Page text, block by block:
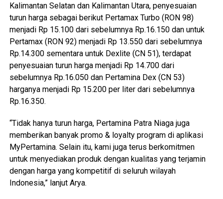
Kalimantan Selatan dan Kalimantan Utara, penyesuaian
turun harga sebagai berikut Pertamax Turbo (RON 98)
menjadi Rp 15.100 dari sebelumnya Rp.16.150 dan untuk
Pertamax (RON 92) menjadi Rp 13.550 dari sebelumnya
Rp.14.300 sementara untuk Dexlite (CN 51), terdapat
penyesuaian turun harga menjadi Rp 14.700 dari
sebelumnya Rp.16.050 dan Pertamina Dex (CN 53)
harganya menjadi Rp 15.200 per liter dari sebelumnya
Rp.16.350.
“Tidak hanya turun harga, Pertamina Patra Niaga juga
memberikan banyak promo & loyalty program di aplikasi
MyPertamina. Selain itu, kami juga terus berkomitmen
untuk menyediakan produk dengan kualitas yang terjamin
dengan harga yang kompetitif di seluruh wilayah
Indonesia,” lanjut Arya.